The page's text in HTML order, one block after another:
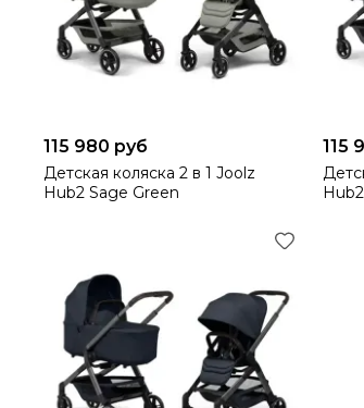
115 980 руб
Детская коляска 2 в 1 Joolz
Hub2 Sage Green
115